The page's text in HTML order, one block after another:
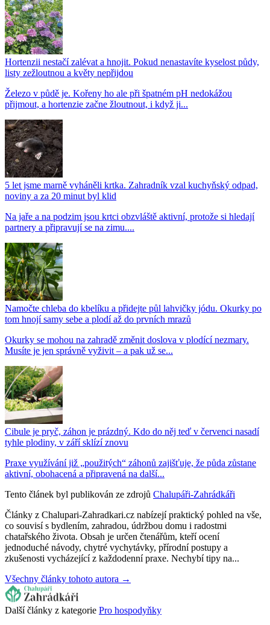
Hortenzii nestačí zalévat a hnojit. Pokud nenastavíte kyselost půdy,
listy zežloutnou a květy nepřijdou
Železo v půdě je. Kořeny ho ale při špatném pH nedokážou
přijmout, a hortenzie začne žloutnout, i když ji...
5 let jsme marně vyháněli krtka. Zahradník vzal kuchyňský odpad,
noviny a za 20 minut byl klid
Na jaře a na podzim jsou krtci obzvláště aktivní, protože si hledají
partnery a připravují se na zimu....
Namočte chleba do kbelíku a přidejte půl lahvičky jódu. Okurky po
tom hnojí samy sebe a plodí až do prvních mrazů
Okurky se mohou na zahradě změnit doslova v plodící nezmary.
Musíte je jen správně vyživit – a pak už se...
Cibule je pryč, záhon je prázdný. Kdo do něj teď v červenci nasadí
tyhle plodiny, v září sklízí znovu
Praxe využívání již „použitých“ záhonů zajišťuje, že půda zůstane
aktivní, obohacená a připravená na další...
Tento článek byl publikován ze zdrojů Chalupáři-Zahrádkáři
Články z Chalupari-Zahradkari.cz nabízejí praktický pohled na vše,
co souvisí s bydlením, zahradou, údržbou domu i radostmi
chatařského života. Obsah je určen čtenářům, kteří ocení
jednoduché návody, chytré vychytávky, přírodní postupy a
zkušenosti vycházející z každodenní praxe. Nechybí tipy na...
Všechny články tohoto autora →
Další články z kategorie Pro hospodyňky